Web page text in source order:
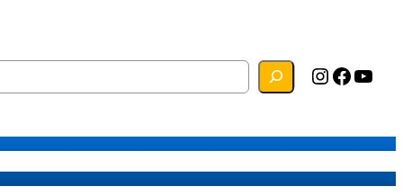
Instagram Facebook YouTube